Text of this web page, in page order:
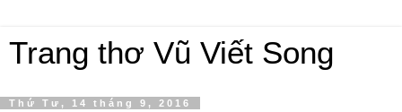
Trang thơ Vũ Viết Song
Thứ Tư, 14 tháng 9, 2016